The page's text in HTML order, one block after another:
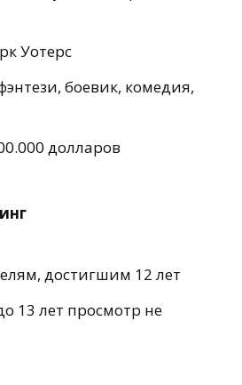
Уотерс
боевик, комедия,
долларов
достигшим 12 лет
13 лет просмотр не